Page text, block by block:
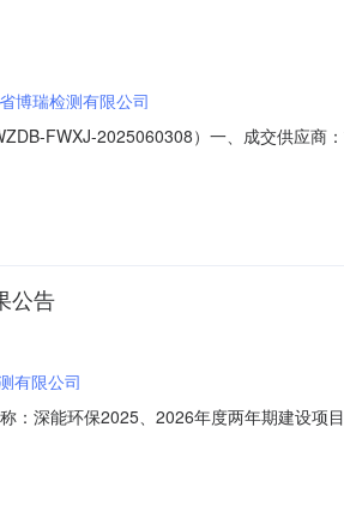
博瑞检测有限公司
FWXJ-2025060308）一、成交供应商
箱：12068906@ceic.com投诉接收单位：
公告
有限公司
深能环保2025、2026年度两年期建设项
址：广州市环市中路316号金鹰大厦10楼邮